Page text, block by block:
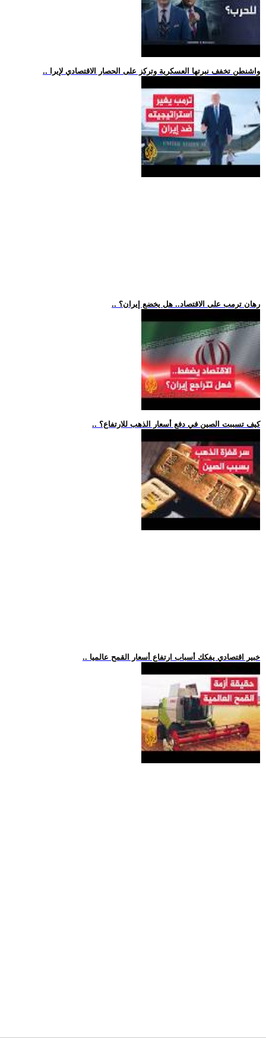
.. واشنطن تخفف نبرتها العسكرية وتركز على الحصار الاقتصادي لإيرا
.. رهان ترمب على الاقتصاد.. هل يخضع إيران؟
.. كيف تسببت الصين في دفع أسعار الذهب للارتفاع؟
.. خبير اقتصادي يفكك أسباب ارتفاع أسعار القمح عالميا